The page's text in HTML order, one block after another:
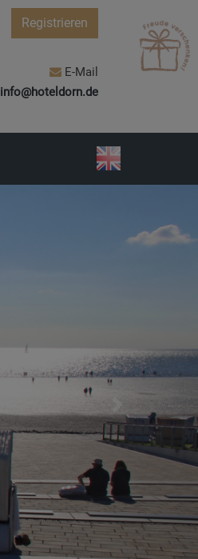
Registrieren
E-Mail
info@hoteldorn.de
Next